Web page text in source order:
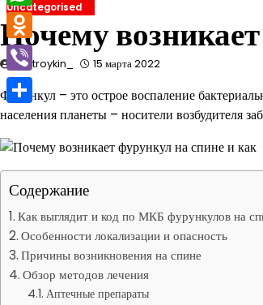
Uncategorised
Почему
pristroykin_ 15 марта 2022
Фурункул – это острое воспаление
населения планеты – носители возбудителя
Содержание
Как выглядит и код по МКБ фурункулов на
Особенности локализации и опасность
Причины возникновения на спине
Обзор методов лечения
Аптечные препараты
WhatsApp
Odnoklassniki
Viber
Отправить